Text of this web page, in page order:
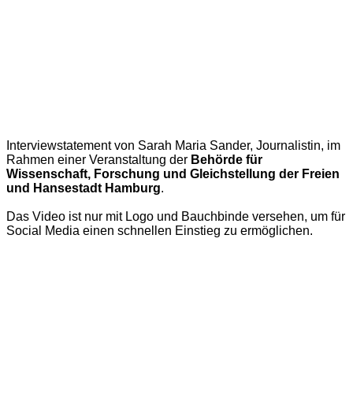
Interviewstatement von Sarah Maria Sander, Journalistin, im
Rahmen einer Veranstaltung der Behörde für
Wissenschaft, Forschung und Gleichstellung der Freien
und Hansestadt Hamburg.
Das Video ist nur mit Logo und Bauchbinde versehen, um für
Social Media einen schnellen Einstieg zu ermöglichen.